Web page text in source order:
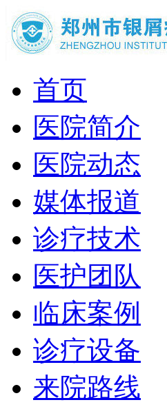
首页
医院简介
医院动态
媒体报道
诊疗技术
医护团队
临床案例
诊疗设备
来院路线